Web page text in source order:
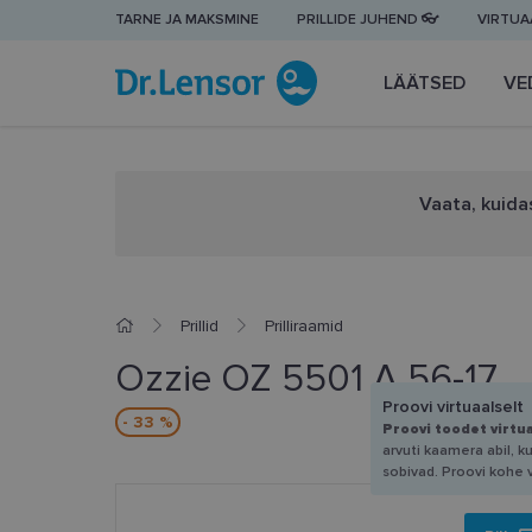
TARNE JA MAKSMINE PRILLIDE JUHEND 👓
LÄÄTSED
Vaata,
Prillid Prilliraamid
Ozzie OZ 5501 A 56-17
- 33 %
Proovi virtuaalselt
Proovi toodet
arvuti kaamera abil,
sobivad. Proovi